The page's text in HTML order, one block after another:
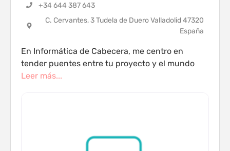
+34 644 387 643
C. Cervantes, 3 Tudela de Duero Valladolid 47320
España
En Informática de Cabecera, me centro en
tender puentes entre tu proyecto y el mundo
Leer más...